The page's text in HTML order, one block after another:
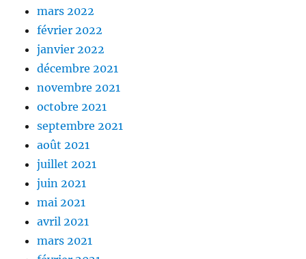
mars 2022
février 2022
janvier 2022
décembre 2021
novembre 2021
octobre 2021
septembre 2021
août 2021
juillet 2021
juin 2021
mai 2021
avril 2021
mars 2021